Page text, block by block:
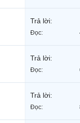
Trả lời:
Đọc:
Trả lời:
Đọc:
Trả lời:
Đọc: